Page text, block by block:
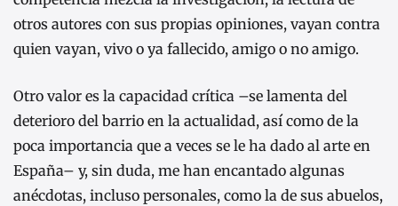
otros autores con sus propias opiniones, vayan contra
quien vayan, vivo o ya fallecido, amigo o no amigo.
Otro valor es la capacidad crítica –se lamenta del
deterioro del barrio en la actualidad, así como de la
poca importancia que a veces se le ha dado al arte en
España– y, sin duda, me han encantado algunas
anécdotas, incluso personales, como la de sus abuelos,